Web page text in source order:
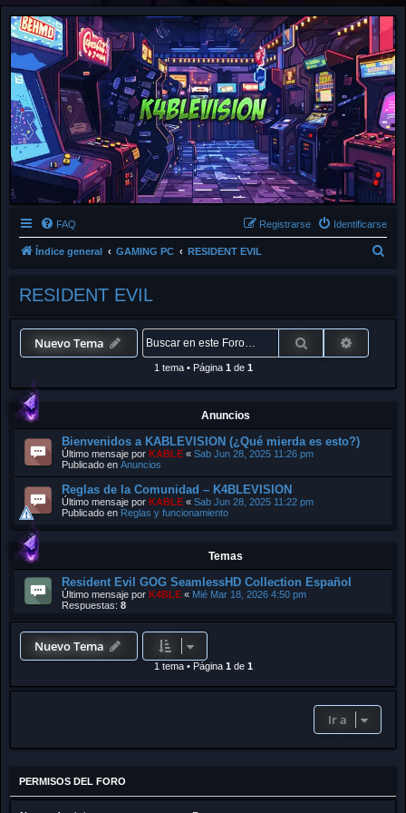
FAQ Identificarse
Registrarse
Índice general GAMING PC RESIDENT EVIL
RESIDENT EVIL
Nuevo Tema Buscar
1 tema• Página 1 de 1
Anuncios
Bienvenidos a KABLEVISION (¿Qué mierda es esto?)
Último mensaje por KABLE « Sab Jun 28, 2025 11:26 pm
Publicado en Anuncios
Reglas de la Comunidad – K4BLEVISION
Último mensaje por KABLE « Sab Jun 28, 2025 11:22 pm
Publicado en Reglas y funcionamiento
Temas
Resident Evil GOG SeamlessHD Collection Español
Último mensaje por K4BLE « Mié Mar 18, 2026 4:50 pm
Respuestas: 8
Nuevo Tema
1 tema• Página 1 de 1
Ir a
PERMISOS DEL FORO